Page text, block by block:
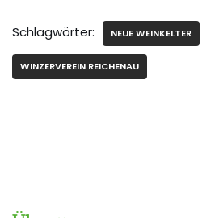
Schlagwörter: NEUE WEINKELTER
WINZERVEREIN REICHENAU